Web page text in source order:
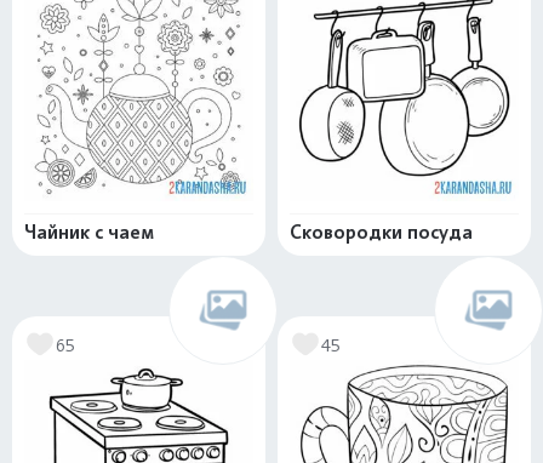
Чайник с чаем Сковородки посуда
65 45